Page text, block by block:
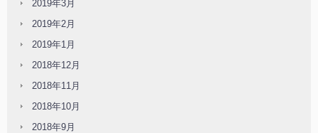
2019年3月
2019年2月
2019年1月
2018年12月
2018年11月
2018年10月
2018年9月